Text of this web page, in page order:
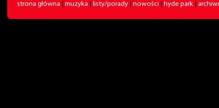
strona główna muzyka listy/porady nowości hyde park